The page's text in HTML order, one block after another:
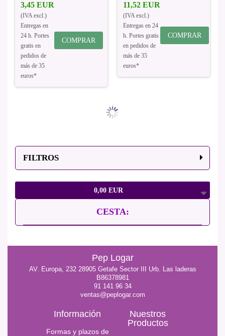
FILTROS
0,00 EUR
CESTA:
3,45 EUR
(IVA excl.)
Entregas en
24 h. Portes
gratis en
pedidos de
más de 35
euros*
COMPRAR
11,52 EUR
(IVA excl.)
Entregas en 24
h. Portes gratis
en pedidos de
más de 35
euros*
COMPRAR
Pep Logar
AV. Europa, 232 28905 Getafe Sector III Urb. Las laderas
B86378981
91 141 96 34
ventas@peplogar.com
Información
Formas y plazos de
Nuestros
Productos